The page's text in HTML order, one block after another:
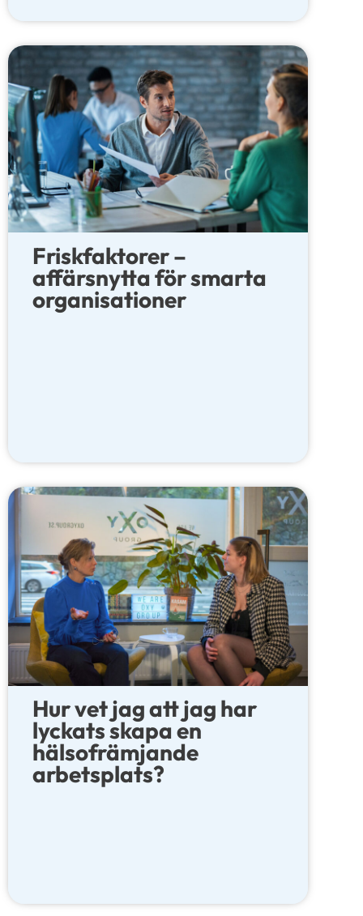
Friskfaktorer –
affärsnytta för smarta
organisationer
Hur vet jag att jag har
lyckats skapa en
hälsofrämjande
arbetsplats?